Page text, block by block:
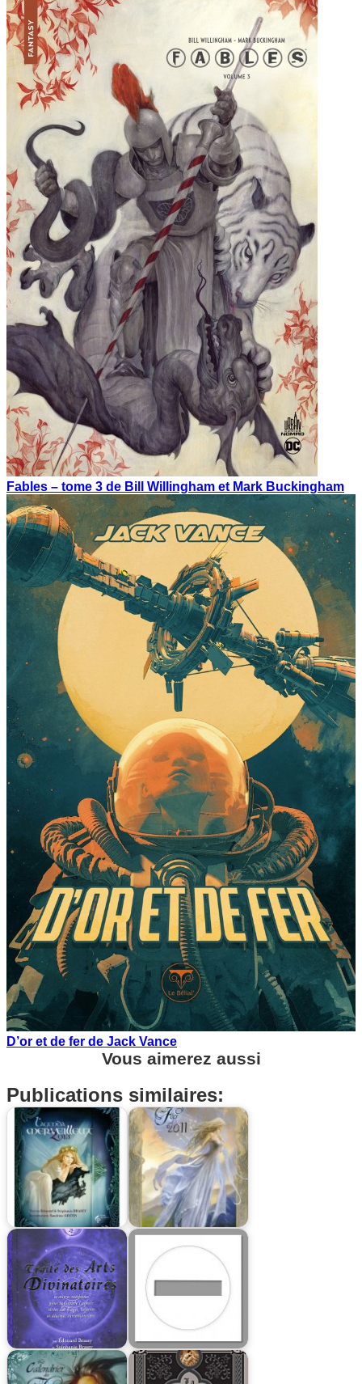
Fables – tome 3 de Bill Willingham et Mark Buckingham
D’or et de fer de Jack Vance
Vous aimerez aussi
Publications similaires: